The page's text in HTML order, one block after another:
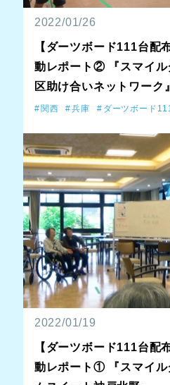
2022/01/26
【ダーツボード111台配
動レポート② 『スマイル
区助け合いネットワーク』
関西 兵庫 ダーツボード
2022/01/19
【ダーツボード111台配
動レポート① 『スマイル